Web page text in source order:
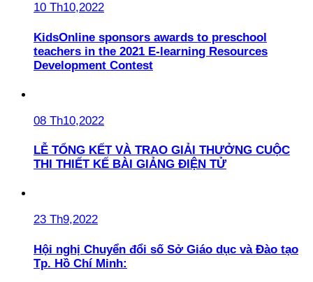
10 Th10,2022
KidsOnline sponsors awards to preschool
teachers in the 2021 E-learning Resources
Development Contest
08 Th10,2022
LỄ TỔNG KẾT VÀ TRAO GIẢI THƯỞNG CUỘC
THI THIẾT KẾ BÀI GIẢNG ĐIỆN TỬ
23 Th9,2022
Hội nghị Chuyển đổi số Sở Giáo dục và Đào tạo
Tp. Hồ Chí Minh: